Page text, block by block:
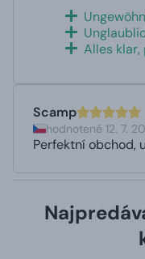
Alles
Scamp
hodnotené 12. 7.
Perfektní obchod,